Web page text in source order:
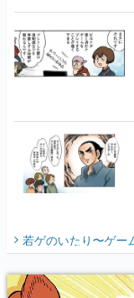
若ゲのいたり〜ゲー